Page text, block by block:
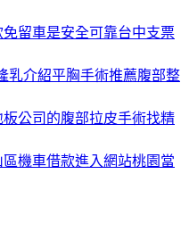
留車是安全可靠台中支票
乳介紹平胸手術推薦腹部整
公司的腹部拉皮手術找精
機車借款進入網站桃園當